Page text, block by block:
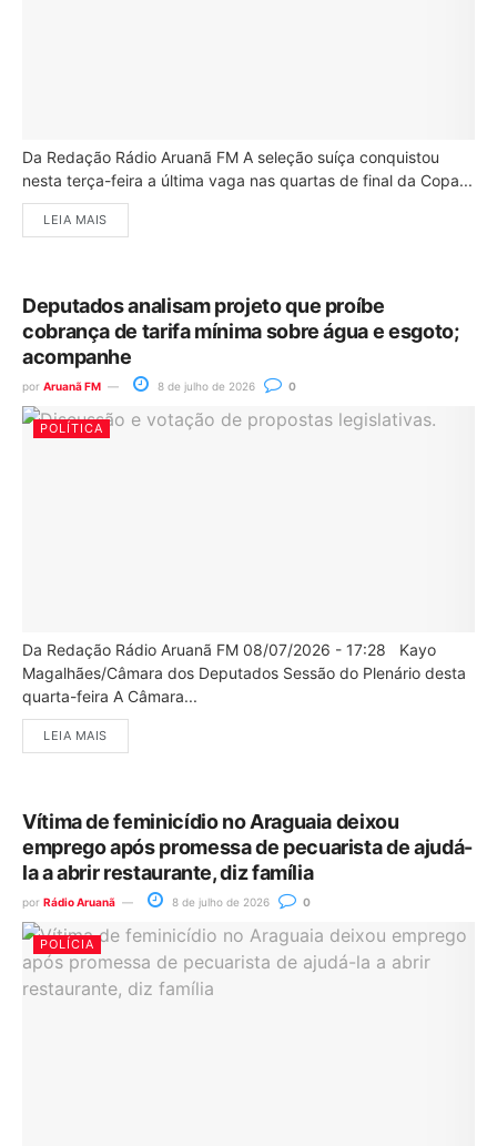
Da Redação Rádio Aruanã FM A seleção suíça conquistou
nesta terça-feira a última vaga nas quartas de final da Copa...
LEIA MAIS
Deputados analisam projeto que proíbe
cobrança de tarifa mínima sobre água e esgoto;
acompanhe
por Aruanã FM 8 de julho de 2026 0
POLÍTICA
Da Redação Rádio Aruanã FM 08/07/2026 - 17:28 Kayo
Magalhães/Câmara dos Deputados Sessão do Plenário desta
quarta-feira A Câmara...
LEIA MAIS
Vítima de feminicídio no Araguaia deixou
emprego após promessa de pecuarista de ajudá-
la a abrir restaurante, diz família
por Rádio Aruanã 8 de julho de 2026 0
POLÍCIA